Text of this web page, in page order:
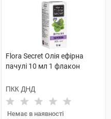
Flora Secret Олія eфірна
пачулі 10 мл 1 флакон
ПКК ДНД
Немає в наявності